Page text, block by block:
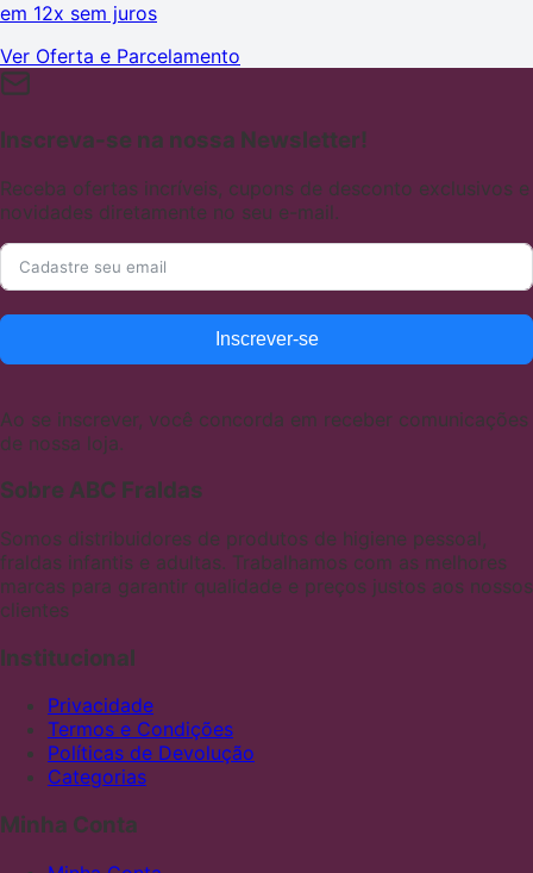
em 12x sem juros
Ver Oferta e Parcelamento
Inscreva-se na nossa Newsletter!
Receba ofertas incríveis, cupons de desconto exclusivos e
novidades diretamente no seu e-mail.
Inscrever-se
Ao se inscrever, você concorda em receber comunicações
de nossa loja.
Sobre ABC Fraldas
Somos distribuidores de produtos de higiene pessoal,
fraldas infantis e adultas. Trabalhamos com as melhores
marcas para garantir qualidade e preços justos aos nossos
clientes
Institucional
Privacidade
Termos e Condições
Políticas de Devolução
Categorias
Minha Conta